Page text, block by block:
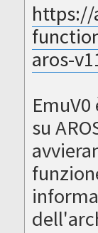
https://
aros-
su